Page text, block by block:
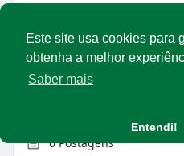
Este site usa cookies para
obtenha a melhor
Saber mais
Entendi!
Carregar
0Postagens